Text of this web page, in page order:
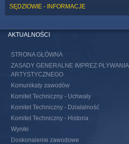
SĘDZIOWIE - INFORMACJE
AKTUALNOŚCI
STRONA GŁÓWNA
ZASADY GENERALNE IMPREZ PŁYWANIA
ARTYSTYCZNEGO
Komunikaty zawodów
Komitet Techniczny - Uchwały
Komitet Techniczny - Działalność
Komitet Techniczny - Historia
Wyniki
Doskonalenie zawodowe